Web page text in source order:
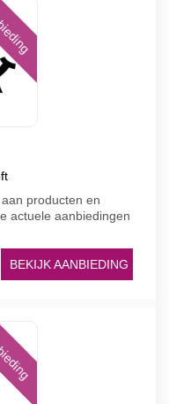
producten en
actuele aanbiedingen
BEKIJK AANBIEDING